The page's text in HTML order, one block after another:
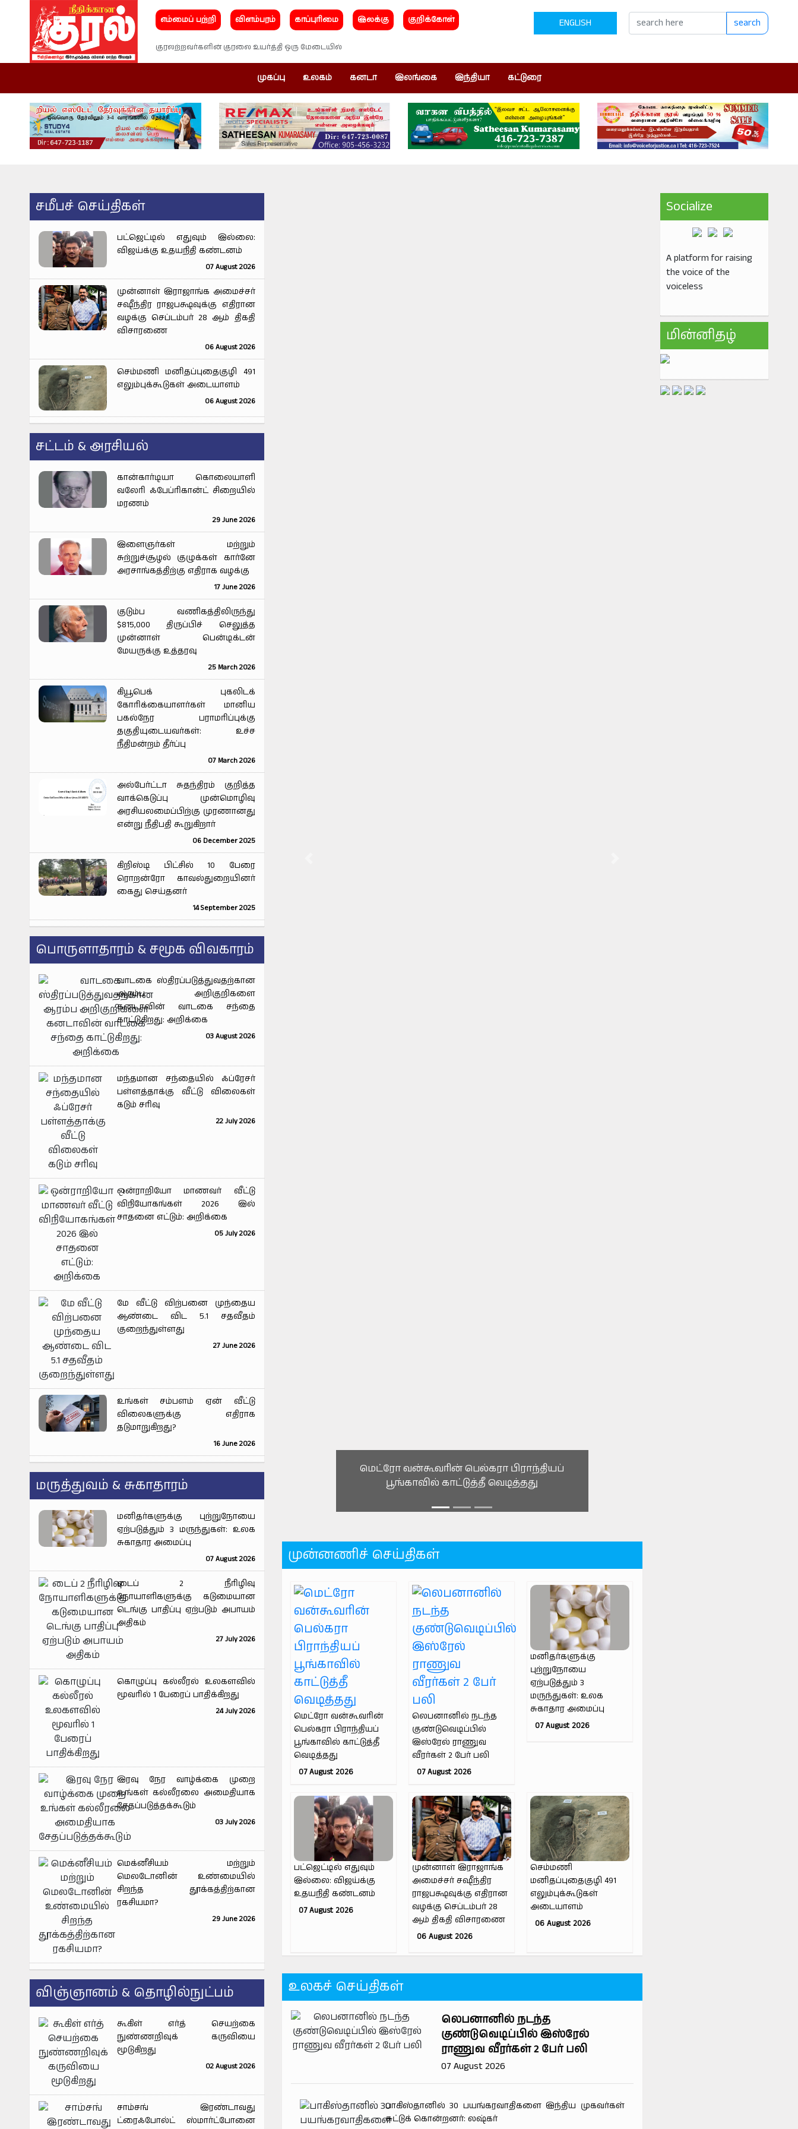
எம்மைப் பற்றி விளம்பரம் காப்புரிமை இலக்கு குறிக்கோள்
குரலற்றவர்களின் குரலை உயர்த்தி ஒரு மேடையில்
ENGLISH search
முகப்பு உலகம் கனடா இலங்கை இந்தியா கட்டுரை
சமீபச் செய்திகள்
பட்ஜெட்டில் எதுவும் இல்லை:
விஜய்க்கு உதயநிதி கண்டனம்
07 August 2026
முன்னாள் இராஜாங்க அமைச்சர்
சஷீந்திர ராஜபக்ஷவுக்கு எதிரான
வழக்கு செப்டம்பர் 28 ஆம் திகதி
விசாரணை
06 August 2026
செம்மணி மனிதப்புதைகுழி 491
எலும்புக்கூடுகள் அடையாளம்
06 August 2026
சட்டம் & அரசியல்
கான்கார்டியா கொலையாளி
வலேரி ஃபேப்ரிகான்ட் சிறையில்
மரணம்
29 June 2026
இளைஞர்கள் மற்றும்
சுற்றுச்சூழல் குழுக்கள் கார்னே
அரசாங்கத்திற்கு எதிராக வழக்கு
17 June 2026
குடும்ப வணிகத்திலிருந்து
$815,000 திருப்பிச் செலுத்த
முன்னாள் பென்டிக்டன்
மேயருக்கு உத்தரவு
25 March 2026
கியூபெக் புகலிடக்
கோரிக்கையாளர்கள் மானிய
பகல்நேர பராமரிப்புக்கு
தகுதியுடையவர்கள்: உச்ச
நீதிமன்றம் தீர்ப்பு
07 March 2026
அல்பேர்ட்டா சுதந்திரம் குறித்த
வாக்கெடுப்பு முன்மொழிவு
அரசியலமைப்பிற்கு முரணானது
என்று நீதிபதி கூறுகிறார்
06 December 2025
கிறிஸ்டி பிட்சில் 10 பேரை
ரொறன்ரோ காவல்துறையினர்
கைது செய்தனர்
14 September 2025
பொருளாதாரம் & சமூக விவகாரம்
வாடகை ஸ்திரப்படுத்துவதற்கான
ஆரம்ப அறிகுறிகளை
கனடாவின் வாடகை சந்தை
காட்டுகிறது: அறிக்கை
03 August 2026
மந்தமான சந்தையில் ஃப்ரேசர்
பள்ளத்தாக்கு வீட்டு விலைகள்
கடும் சரிவு
22 July 2026
ஒன்ராறியோ மாணவர் வீட்டு
விநியோகங்கள் 2026 இல்
சாதனை எட்டும்: அறிக்கை
05 July 2026
மே வீட்டு விற்பனை முந்தைய
ஆண்டை விட 5.1 சதவீதம்
குறைந்துள்ளது
27 June 2026
உங்கள் சம்பளம் ஏன் வீட்டு
விலைகளுக்கு எதிராக
தடுமாறுகிறது?
16 June 2026
மருத்துவம் & சுகாதாரம்
மனிதர்களுக்கு புற்றுநோயை
ஏற்படுத்தும் 3 மருந்துகள்: உலக
சுகாதார அமைப்பு
07 August 2026
டைப் 2 நீரிழிவு
நோயாளிகளுக்கு கடுமையான
டெங்கு பாதிப்பு ஏற்படும் அபாயம்
அதிகம்
27 July 2026
கொழுப்பு கல்லீரல் உலகளவில்
மூவரில் 1 பேரைப் பாதிக்கிறது
24 July 2026
இரவு நேர வாழ்க்கை முறை
உங்கள் கல்லீரலை அமைதியாக
சேதப்படுத்தக்கூடும்
03 July 2026
மெக்னீசியம் மற்றும்
மெலடோனின் உண்மையில்
சிறந்த தூக்கத்திற்கான
ரகசியமா?
29 June 2026
விஞ்ஞானம் & தொழில்நுட்பம்
கூகிள் எர்த் செயற்கை
நுண்ணறிவுக் கருவியை
மூடுகிறது
02 August 2026
சாம்சங் இரண்டாவது
ட்ரைஃபோல்ட் ஸ்மார்ட்போனை
லெபனானில் நடந்த குண்டுவெடிப்பில் இஸ்ரேல்
ராணுவ வீரர்கள் 2 பேர் பலி
முன்னணிச் செய்திகள்
மெட்ரோ வன்கூவரின்
பெல்கரா பிராந்தியப்
பூங்காவில் காட்டுத்தீ
வெடித்தது
07 August 2026
லெபனானில் நடந்த
குண்டுவெடிப்பில்
இஸ்ரேல் ராணுவ
வீரர்கள் 2 பேர் பலி
07 August 2026
மனிதர்களுக்கு
புற்றுநோயை
ஏற்படுத்தும் 3
மருந்துகள்: உலக
சுகாதார அமைப்பு
07 August 2026
பட்ஜெட்டில் எதுவும்
இல்லை: விஜய்க்கு
உதயநிதி கண்டனம்
07 August 2026
முன்னாள் இராஜாங்க
அமைச்சர் சஷீந்திர
ராஜபக்ஷவுக்கு எதிரான
வழக்கு செப்டம்பர் 28
ஆம் திகதி விசாரணை
06 August 2026
செம்மணி
மனிதப்புதைகுழி 491
எலும்புக்கூடுகள்
அடையாளம்
06 August 2026
உலகச் செய்திகள்
லெபனானில் நடந்த
குண்டுவெடிப்பில் இஸ்ரேல்
ராணுவ வீரர்கள் 2 பேர் பலி
07 August 2026
பாகிஸ்தானில் 30 பயங்கரவாதிகளை இந்திய முகவர்கள்
சுட்டுக் கொன்றனர்: லஷ்கர்
Socialize
A platform for raising
the voice of the
voiceless
மின்னிதழ்